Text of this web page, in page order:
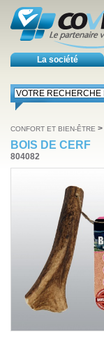
La société
CONFORT ET BIEN-ÊTRE >
BOIS DE CERF
804082